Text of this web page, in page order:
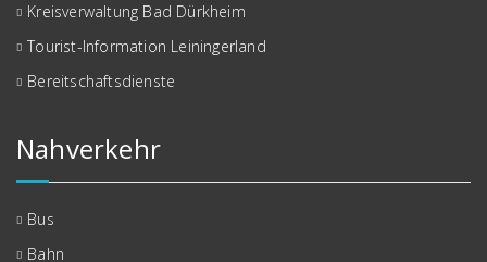
Kreisverwaltung Bad Dürkheim
Tourist-Information Leiningerland
Bereitschaftsdienste
Nahverkehr
Bus
Bahn